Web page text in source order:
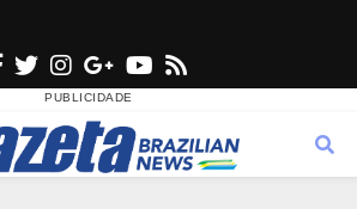
F
c
e
T
w
i
t
n
s
t
G
o
o
g
Y
u
t
s